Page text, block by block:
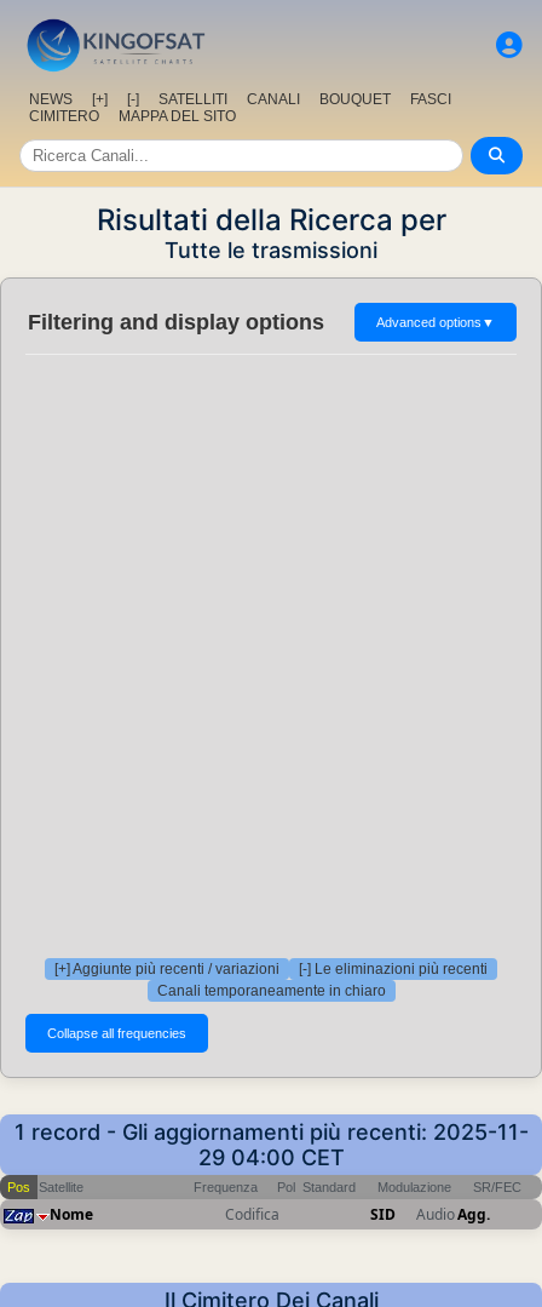
NEWS [+] [-] SATELLITI CANALI BOUQUET
FASCI
CIMITERO
MAPPA DEL SITO
Risultati della Ricerca per
Tutte le trasmissioni
Filtering and display options Advanced options ▼
[+] Aggiunte più recenti / variazioni
[-] Le eliminazioni più recenti
Canali temporaneamente in chiaro
1 record - Gli aggiornamenti più recenti: 2025-11-
29 04:00 CET
Pos Satellite Frequenza Pol Standard Modulazione SR/FEC
Nome Codifica SID AudioAgg.
Il Cimitero Dei Canali